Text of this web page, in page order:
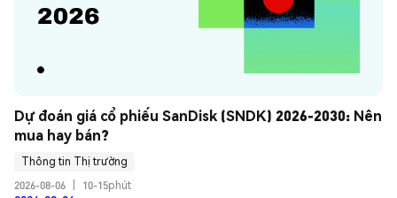
Dự đoán giá cổ phiếu SanDisk (SNDK) 2026-2030: Nên
mua hay bán?
Thông tin Thị trường
2026-08-06
10-15phút